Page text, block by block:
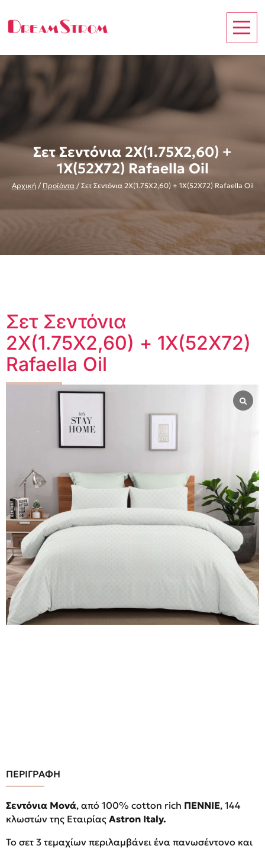
Σετ Σεντόνια 2Χ(1.75Χ2,60) +
1Χ(52Χ72) Rafaella Oil
Αρχική/ Προϊόντα/ Σετ Σεντόνια 2Χ(1.75Χ2,60) + 1Χ(52Χ72) Rafaella Oil
Σετ Σεντόνια
2Χ(1.75Χ2,60) + 1Χ(52Χ72)
Rafaella Oil
ΠΕΡΙΓΡΑΦΗ
Σεντόνια Μονά, από 100% cotton rich ΠΕΝΝΙΕ, 144
κλωστών της Εταιρίας Astron Italy.
Το σετ 3 τεμαχίων περιλαμβάνει ένα πανωσέντονο και